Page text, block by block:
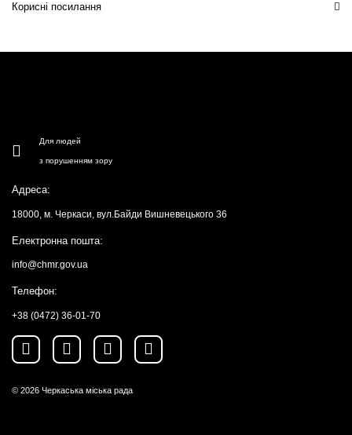
Корисні посилання
Для людей
з порушенням зору
Адреса:
18000, м. Черкаси, вул.Байди Вишневецького 36
Електронна пошта:
info@chmr.gov.ua
Телефон:
+38 (0472) 36-01-70
© 2026 Черкаська міська рада